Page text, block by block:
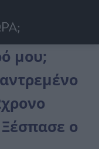
μου;
Ξέσπασε ο